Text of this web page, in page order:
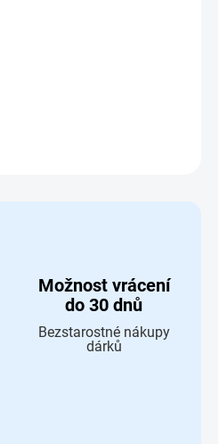
Možnost vrácení
do 30 dnů
Bezstarostné nákupy
dárků